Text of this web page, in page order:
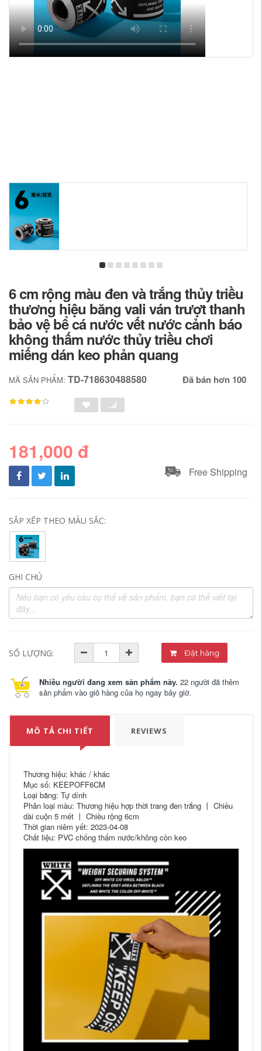
6 cm rộng màu đen và trắng thủy triều
thương hiệu băng vali ván trượt thanh
bảo vệ bể cá nước vết nước cảnh báo
không thấm nước thủy triều chơi
miếng dán keo phản quang
MÃ SẢN PHẨM: TD-718630488580 Đã bán hơn 100
181,000 đ
Free Shipping
SẮP XẾP THEO MÀU SẮC:
GHI CHÚ
SỐ LƯỢNG: Đặt hàng
Nhiều người đang xem sản phẩm này. 22 người đã thêm
sản phẩm vào giỏ hàng của họ ngay bây giờ.
MÔ TẢ CHI TIẾT REVIEWS
Thương hiệu: khác / khác
Mục số: KEEPOFF6CM
Loại băng: Tự dính
Phân loại màu: Thương hiệu hợp thời trang đen trắng 丨 Chiều
dài cuộn 5 mét 丨 Chiều rộng 6cm
Thời gian niêm yết: 2023-04-08
Chất liệu: PVC chống thấm nước/không còn keo